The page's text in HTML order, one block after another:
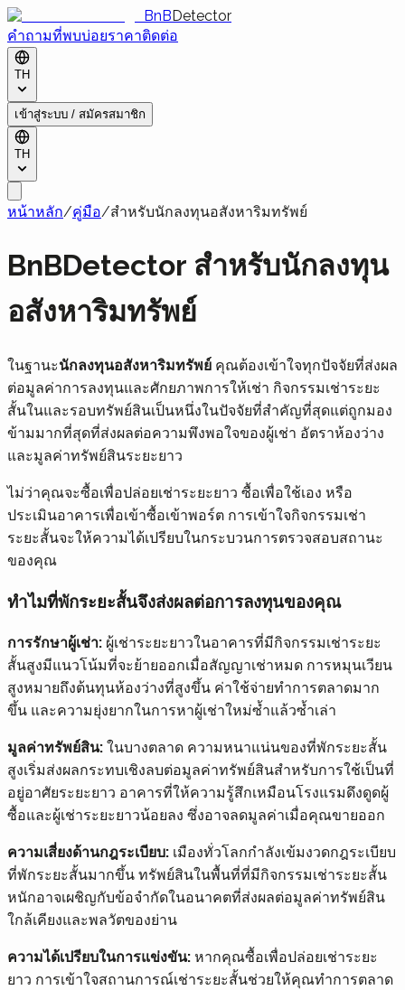
BnBDetector
คำถามที่พบบ่อยราคาติดต่อ
TH
เข้าสู่ระบบ / สมัครสมาชิก
TH
หน้าหลัก/คู่มือ/สำหรับนักลงทุนอสังหาริมทรัพย์
BnBDetector สำหรับนักลงทุน
อสังหาริมทรัพย์
ในฐานะนักลงทุนอสังหาริมทรัพย์ คุณต้องเข้าใจทุกปัจจัยที่ส่งผล
ต่อมูลค่าการลงทุนและศักยภาพการให้เช่า กิจกรรมเช่าระยะ
สั้นในและรอบทรัพย์สินเป็นหนึ่งในปัจจัยที่สำคัญที่สุดแต่ถูกมอง
ข้ามมากที่สุดที่ส่งผลต่อความพึงพอใจของผู้เช่า อัตราห้องว่าง
และมูลค่าทรัพย์สินระยะยาว
ไม่ว่าคุณจะซื้อเพื่อปล่อยเช่าระยะยาว ซื้อเพื่อใช้เอง หรือ
ประเมินอาคารเพื่อเข้าซื้อเข้าพอร์ต การเข้าใจกิจกรรมเช่า
ระยะสั้นจะให้ความได้เปรียบในกระบวนการตรวจสอบสถานะ
ของคุณ
ทำไมที่พักระยะสั้นจึงส่งผลต่อการลงทุนของคุณ
การรักษาผู้เช่า: ผู้เช่าระยะยาวในอาคารที่มีกิจกรรมเช่าระยะ
สั้นสูงมีแนวโน้มที่จะย้ายออกเมื่อสัญญาเช่าหมด การหมุนเวียน
สูงหมายถึงต้นทุนห้องว่างที่สูงขึ้น ค่าใช้จ่ายทำการตลาดมาก
ขึ้น และความยุ่งยากในการหาผู้เช่าใหม่ซ้ำแล้วซ้ำเล่า
มูลค่าทรัพย์สิน: ในบางตลาด ความหนาแน่นของที่พักระยะสั้น
สูงเริ่มส่งผลกระทบเชิงลบต่อมูลค่าทรัพย์สินสำหรับการใช้เป็นที่
อยู่อาศัยระยะยาว อาคารที่ให้ความรู้สึกเหมือนโรงแรมดึงดูดผู้
ซื้อและผู้เช่าระยะยาวน้อยลง ซึ่งอาจลดมูลค่าเมื่อคุณขายออก
ความเสี่ยงด้านกฎระเบียบ: เมืองทั่วโลกกำลังเข้มงวดกฎระเบียบ
ที่พักระยะสั้นมากขึ้น ทรัพย์สินในพื้นที่ที่มีกิจกรรมเช่าระยะสั้น
หนักอาจเผชิญกับข้อจำกัดในอนาคตที่ส่งผลต่อมูลค่าทรัพย์สิน
ใกล้เคียงและพลวัตของย่าน
ความได้เปรียบในการแข่งขัน: หากคุณซื้อเพื่อปล่อยเช่าระยะ
ยาว การเข้าใจสถานการณ์เช่าระยะสั้นช่วยให้คุณทำการตลาด